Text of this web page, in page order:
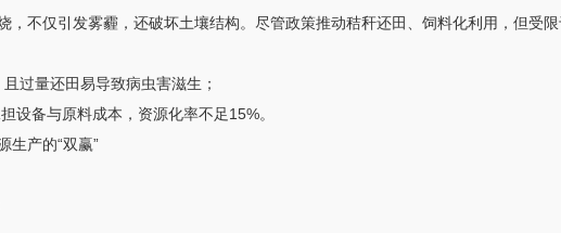
不仅引发雾霾，还破坏土壤结构。尽管政策推动秸秆还田、饲料化利用，但受限
过量还田易导致病虫害滋生；
设备与原料成本，资源化率不足15%。
生产的“双赢”